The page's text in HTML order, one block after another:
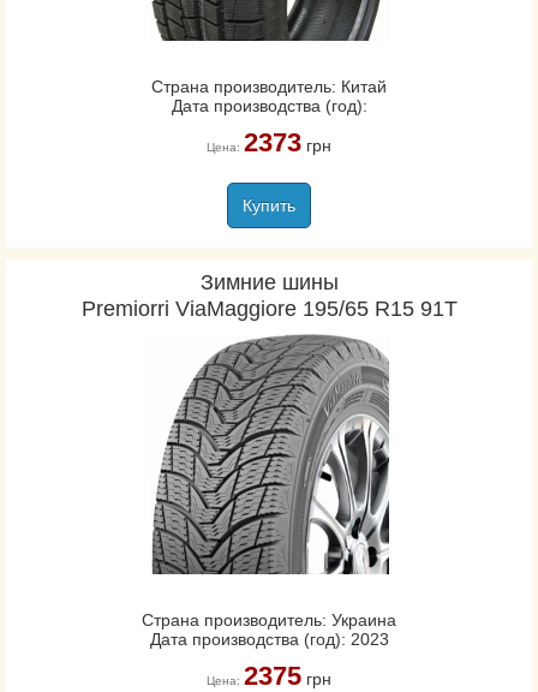
Страна производитель: Китай
Дата производства (год):
Цена: 2373грн
Купить
Зимние шины
Premiorri ViaMaggiore 195/65 R15 91T
Страна производитель: Украина
Дата производства (год): 2023
Цена: 2375грн